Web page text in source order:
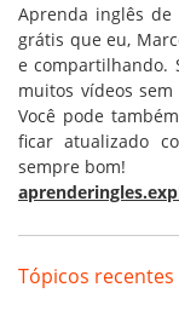
Aprenda inglês de
grátis que eu,
e compartilhando.
muitos vídeos
Você pode
ficar atualizado
sempre bom!
Tópicos recentes